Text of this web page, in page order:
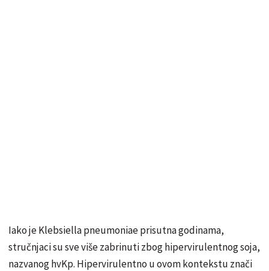
Iako je Klebsiella pneumoniae prisutna godinama,
stručnjaci su sve više zabrinuti zbog hipervirulentnog soja,
nazvanog hvKp. Hipervirulentno u ovom kontekstu znači